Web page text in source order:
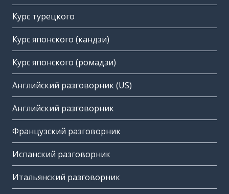
Курс турецкого
Курс японского (кандзи)
Курс японского (ромадзи)
Английский разговорник (US)
Английский разговорник
Французский разговорник
Испанский разговорник
Итальянский разговорник